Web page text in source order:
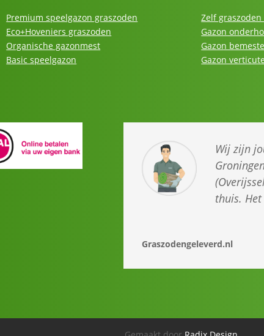
Premium speelgazon graszoden
Eco+Hoveniers graszoden
Organische gazonmest
Basic speelgazon
Zelf graszoden
Gazon
Gazon
Gazon
Wij zijn
thuis.
Graszodengeleverd.nl